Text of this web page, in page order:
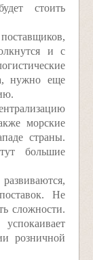
стоить
и с
нужно еще
морские
страны.
большие
Не
сложности.
розничной